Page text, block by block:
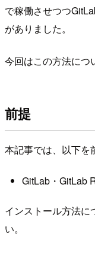
で稼働させつつ
がありました。
今回はこの方法につ
前提
本記事では、以下を
GitLab・GitLab
インストール方法に
い。